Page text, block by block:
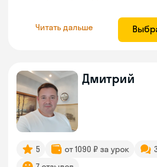
Читать дальше
Дмитрий
5 от 1090 ₽ за урок